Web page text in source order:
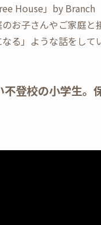
House」by Branch
お子さんやご家庭
る」ような話をして
登校の小学生。